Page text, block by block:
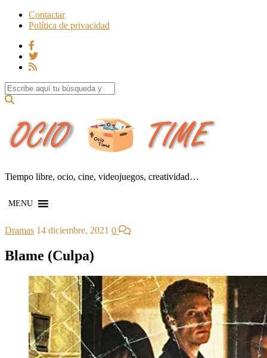
Contactar
Política de privacidad
Search for:
Tiempo libre, ocio, cine, videojuegos, creatividad…
MENU
Dramas 14 diciembre, 2021 0
Blame (Culpa)